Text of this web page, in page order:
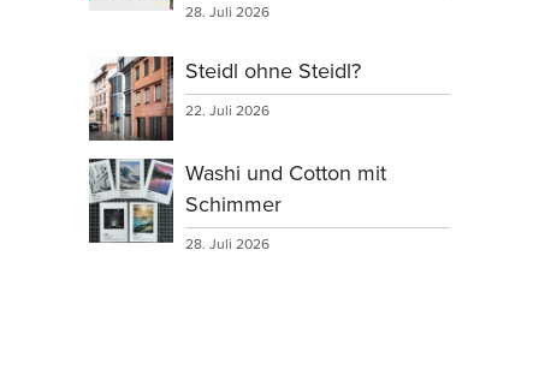
28. Juli 2026
Steidl ohne Steidl?
22. Juli 2026
Washi und Cotton mit
Schimmer
28. Juli 2026